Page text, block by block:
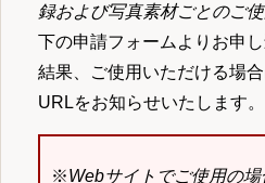
録および写真素材ごとのご
下の申請フォームよりお申
結果、ご使用いただける場
URLをお知らせいたします。
※Webサイトでご使用の